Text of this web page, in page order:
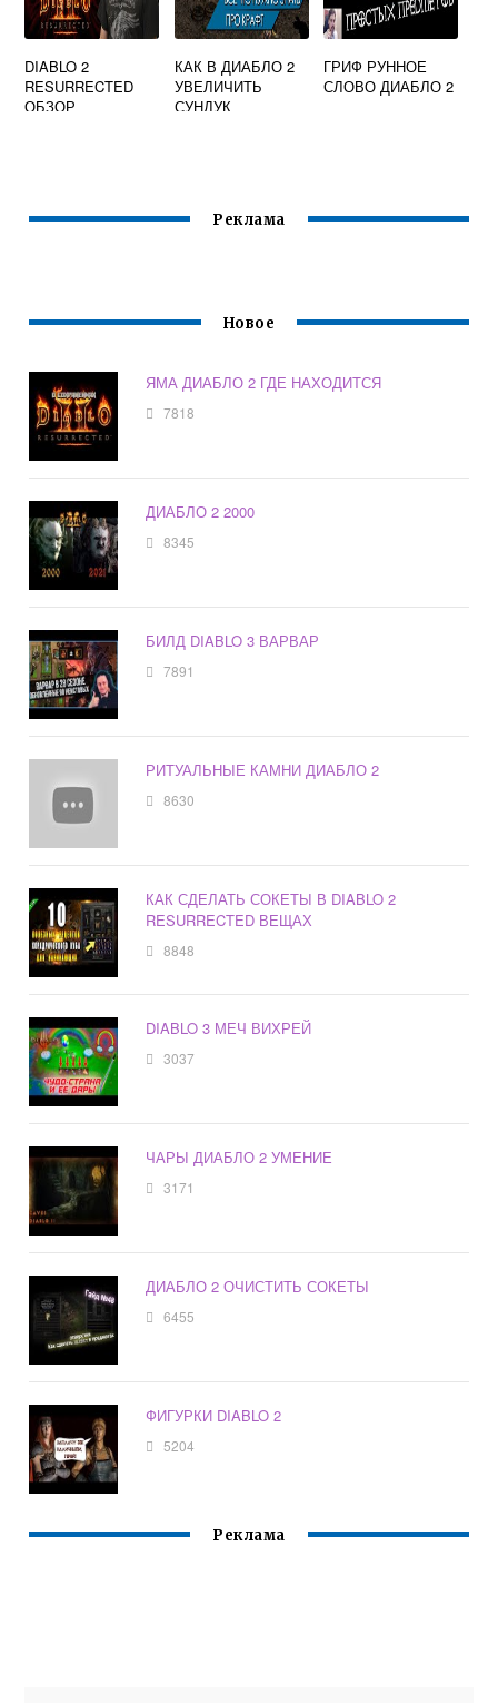
DIABLO 2
RESURRECTED
ОБЗОР
КАК В ДИАБЛО 2
УВЕЛИЧИТЬ
СУНДУК
ГРИФ РУННОЕ
СЛОВО ДИАБЛО 2
Реклама
Новое
ЯМА ДИАБЛО 2 ГДЕ НАХОДИТСЯ
7818
ДИАБЛО 2 2000
8345
БИЛД DIABLO 3 ВАРВАР
7891
РИТУАЛЬНЫЕ КАМНИ ДИАБЛО 2
8630
КАК СДЕЛАТЬ СОКЕТЫ В DIABLO 2
RESURRECTED ВЕЩАХ
8848
DIABLO 3 МЕЧ ВИХРЕЙ
3037
ЧАРЫ ДИАБЛО 2 УМЕНИЕ
3171
ДИАБЛО 2 ОЧИСТИТЬ СОКЕТЫ
6455
ФИГУРКИ DIABLO 2
5204
Реклама